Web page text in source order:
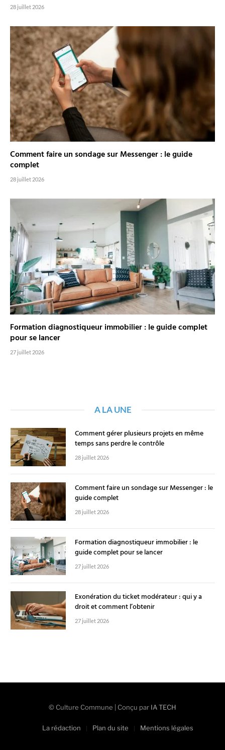
28 juillet 2026
Comment faire un sondage sur Messenger : le guide
complet
28 juillet 2026
Formation diagnostiqueur immobilier : le guide complet
pour se lancer
27 juillet 2026
A LA UNE
Comment gérer plusieurs projets en même
temps sans perdre le contrôle
28 juillet 2026
Comment faire un sondage sur Messenger : le
guide complet
28 juillet 2026
Formation diagnostiqueur immobilier : le
guide complet pour se lancer
27 juillet 2026
Exonération du ticket modérateur : qui y a
droit et comment l’obtenir
27 juillet 2026
© Culture Commune | Conçu par IA TECH
La rédaction Plan du site Mentions légales